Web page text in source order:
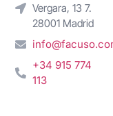
Vergara, 13 7.
28001 Madrid
+34 915 774
113